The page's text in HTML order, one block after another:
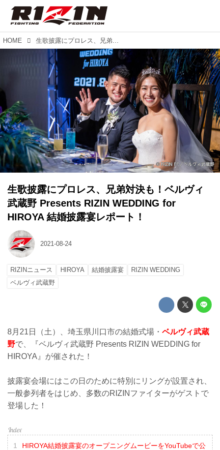
HOME 生歌披露にプロレス、兄弟対決も！ベルヴィ武蔵野 Presents RIZIN WEDDING for HIROYA 結婚披露宴レポート！
生歌披露にプロレス、兄弟対決も！ベルヴィ
武蔵野 Presents RIZIN WEDDING for
HIROYA 結婚披露宴レポート！
2021-08-24
RIZINニュース HIROYA 結婚披露宴
RIZIN WEDDING
ベルヴィ武蔵野
8月21日（土）、埼玉県川口市の結婚式場・ ベルヴィ武蔵
野で、『ベルヴィ武蔵野 Presents RIZIN WEDDING for
HIROYA』が催された！
披露宴会場にはこの日のために特別にリングが設置され、
一般参列者をはじめ、多数のRIZINファイターがゲストで
登場した！
HIROYA結婚披露宴のオープニングムービーをYouTubeで公